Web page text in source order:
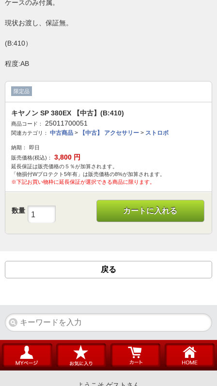
ケースのみ付属。
現状お渡し、保証無。
(B:410）
程度:AB
限定品
キヤノン SP 380EX 【中古】(B:410)
商品コード： 25011700051
関連カテゴリ： 中古商品 > 【中古】 アクセサリー > ストロボ
納期：
即日
販売価格(税込)：
3,800 円
延長保証は販売価格の５％が加算されます。
「物損付Wプロテクト5年有」は販売価格の8%が加算されます。
※下記お買い物枠に延長保証が選択できる商品に限ります。
数量 カートに入れる
戻る